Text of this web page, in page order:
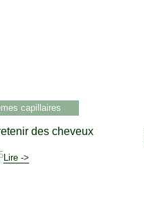
capillaires
des cheveux
Lire ->